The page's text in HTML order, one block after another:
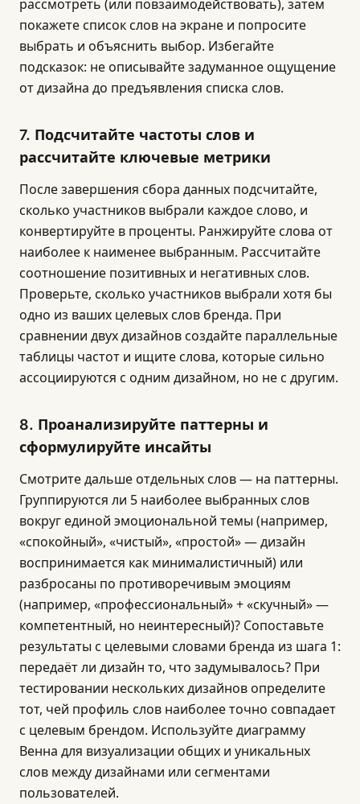
рассмотреть (или повзаимодействовать), затем
покажете список слов на экране и попросите
выбрать и объяснить выбор. Избегайте
подсказок: не описывайте задуманное ощущение
от дизайна до предъявления списка слов.
7. Подсчитайте частоты слов и
рассчитайте ключевые метрики
После завершения сбора данных подсчитайте,
сколько участников выбрали каждое слово, и
конвертируйте в проценты. Ранжируйте слова от
наиболее к наименее выбранным. Рассчитайте
соотношение позитивных и негативных слов.
Проверьте, сколько участников выбрали хотя бы
одно из ваших целевых слов бренда. При
сравнении двух дизайнов создайте параллельные
таблицы частот и ищите слова, которые сильно
ассоциируются с одним дизайном, но не с другим.
8. Проанализируйте паттерны и
сформулируйте инсайты
Смотрите дальше отдельных слов — на паттерны.
Группируются ли 5 наиболее выбранных слов
вокруг единой эмоциональной темы (например,
«спокойный», «чистый», «простой» — дизайн
воспринимается как минималистичный) или
разбросаны по противоречивым эмоциям
(например, «профессиональный» + «скучный» —
компетентный, но неинтересный)? Сопоставьте
результаты с целевыми словами бренда из шага 1:
передаёт ли дизайн то, что задумывалось? При
тестировании нескольких дизайнов определите
тот, чей профиль слов наиболее точно совпадает
с целевым брендом. Используйте диаграмму
Венна для визуализации общих и уникальных
слов между дизайнами или сегментами
пользователей.